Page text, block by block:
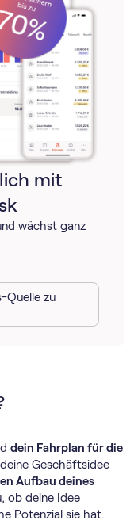
mit
wächst ganz
Quelle zu
dein Fahrplan für die
Geschäftsidee
Aufbau deines
ob deine Idee
Potenzial sie hat.